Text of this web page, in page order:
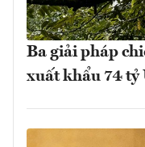
Ba giải pháp
xuất khẩu 74 tỷ